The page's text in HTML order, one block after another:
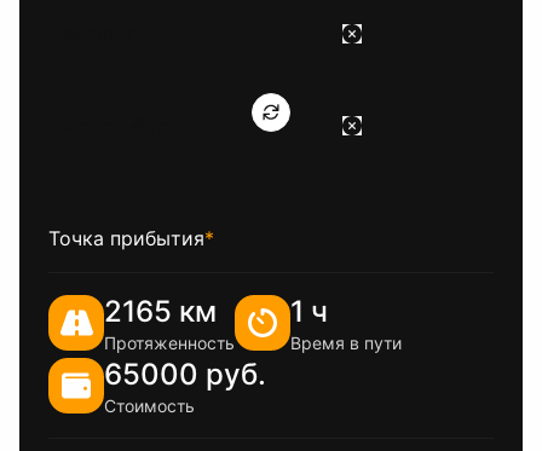
Точка прибытия*
2165 км
Протяженность
1 ч
Время в пути
65000 руб.
Стоимость